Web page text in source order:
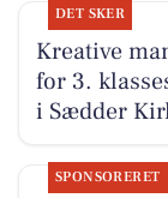
DET SKER
Kreative
for 3.
i Sædder
SPONSORERET